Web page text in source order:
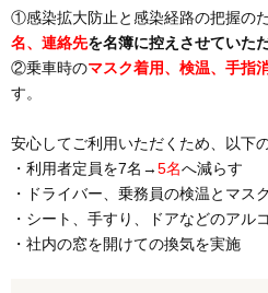
①感染拡大防止と感染経路の把握のた
名、連絡先を名簿に控えさせていた
②乗車時のマスク着用、検温、手指
す。
安心してご利用いただくため、以下
・利用者定員を7名→5名へ減らす
・ドライバー、乗務員の検温とマス
・シート、手すり、ドアなどのアル
・社内の窓を開けての換気を実施